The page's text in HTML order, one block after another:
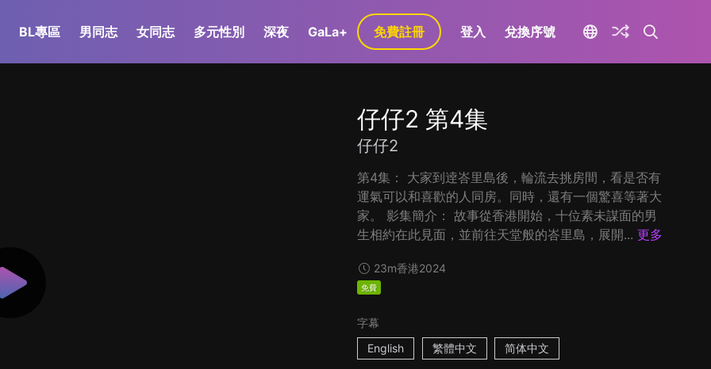
BL專區 男同志 女同志 多元性別 深夜 GaLa+ 免費註冊 登入 兌換序號
仔仔2 第4集
仔仔2
第4集： 大家到逹峇里島後，輪流去挑房間，看是否有
運氣可以和喜歡的人同房。同時，還有一個驚喜等著大
家。 影集簡介： 故事從香港開始，十位素未謀面的男
生相約在此見面，並前往天堂般的峇里島，展開... 更多
23m香港2024
免費
字幕
English
繁體中文 简体中文